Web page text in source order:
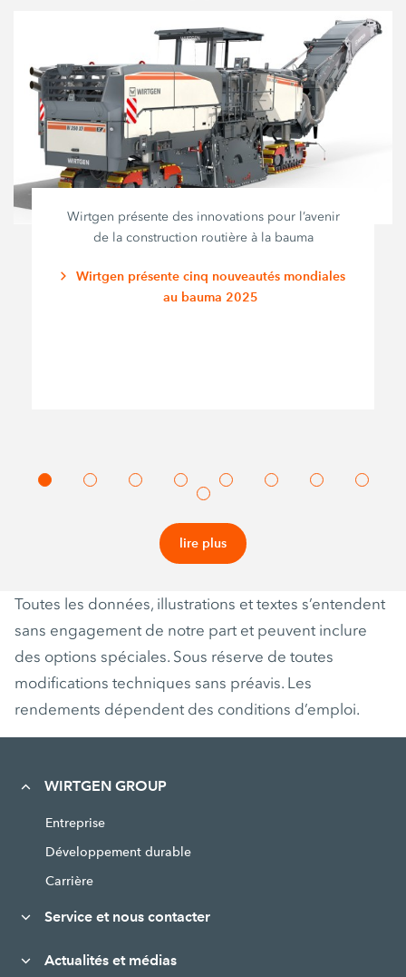
Wirtgen présente des innovations pour l’avenir
de la construction routière à la bauma
Wirtgen présente cinq nouveautés mondiales
au bauma 2025
lire plus
Toutes les données, illustrations et textes s’entendent
sans engagement de notre part et peuvent inclure
des options spéciales. Sous réserve de toutes
modifications techniques sans préavis. Les
rendements dépendent des conditions d’emploi.
WIRTGEN GROUP
Entreprise
Développement durable
Carrière
Service et nous contacter
Actualités et médias